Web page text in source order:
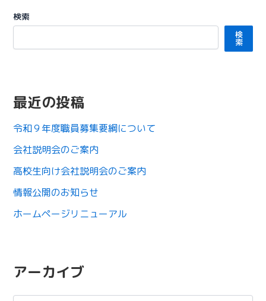
検索
検
索
最近の投稿
令和９年度職員募集要綱について
会社説明会のご案内
高校生向け会社説明会のご案内
情報公開のお知らせ
ホームページリニューアル
アーカイブ